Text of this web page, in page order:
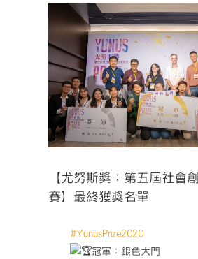
Larger
Image
【尤努斯獎：第五屆社會
賽】最終獲獎名單
#YunusPrize2020
冠軍：銀色大門